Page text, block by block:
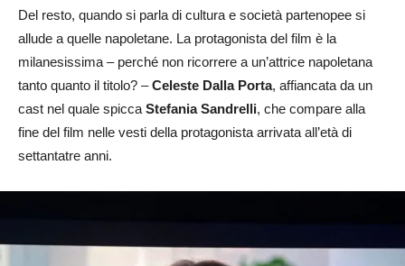
Del resto, quando si parla di cultura e società partenopee si
allude a quelle napoletane. La protagonista del film è la
milanesissima – perché non ricorrere a un’attrice napoletana
tanto quanto il titolo? –Celeste Dalla Porta, affiancata da un
cast nel quale spicca Stefania Sandrelli, che compare alla
fine del film nelle vesti della protagonista arrivata all’età di
settantatre anni.